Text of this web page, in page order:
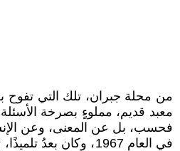
من محلة جبران، تلك التي تفوح
فحسب، بل عن المعنى، وعن